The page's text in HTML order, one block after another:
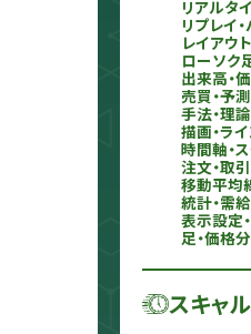
リアルタ
リプレイ
レイアウ
ローソク
出来高・
売買・予
手法・理
描画・ラ
時間軸・
注文・取
移動平均
統計・需
表示設定
足・価格
スキャ